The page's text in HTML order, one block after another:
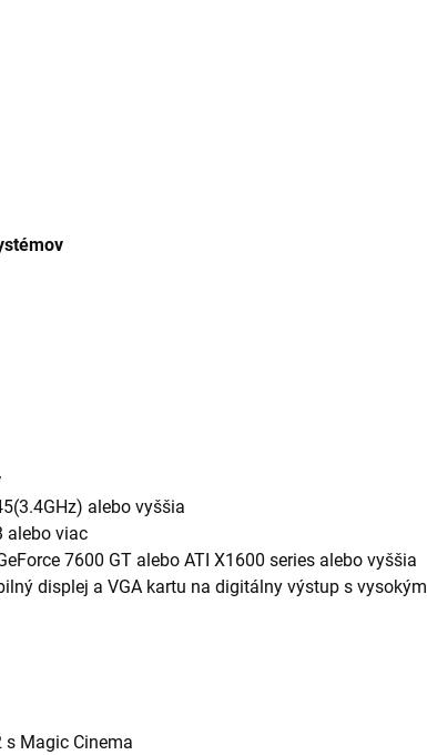
alebo vyššia
alebo viac
7600 GT alebo ATI X1600 series alebo vyššia
displej a VGA kartu na digitálny výstup s vysokým
s Magic Cinema